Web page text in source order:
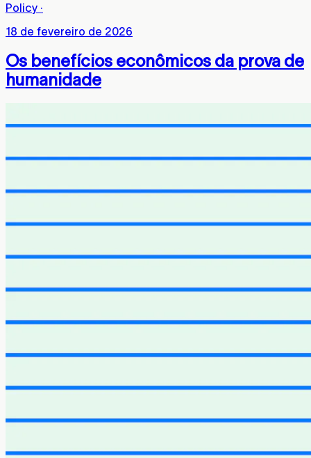
Policy ·
18 de fevereiro de 2026
Os benefícios econômicos da prova de
humanidade